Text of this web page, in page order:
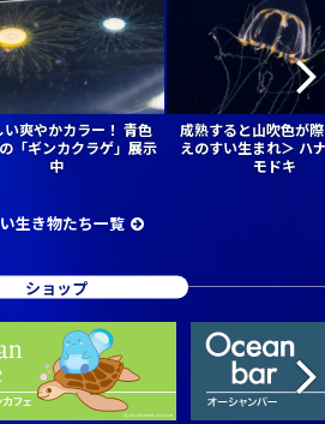
い爽やかカラー！ 青色
「ギンカクラゲ」展示
中
成熟すると山吹色が
えのすい生まれ＞ ハ
モドキ
生き物たち一覧
ショップ